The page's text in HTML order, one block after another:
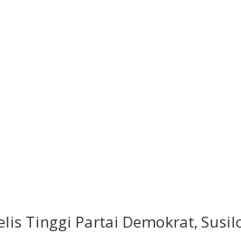
Tinggi Partai Demokrat,